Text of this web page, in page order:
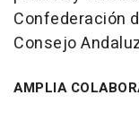
Confederación
Consejo
AMPLIA